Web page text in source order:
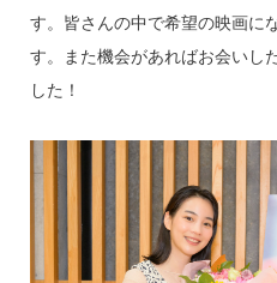
す。皆さんの中で希望の映画に
す。また機会があればお会いし
した！